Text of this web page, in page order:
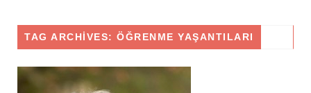
TAG ARCHIVES: ÖĞRENME YAŞANTILARI